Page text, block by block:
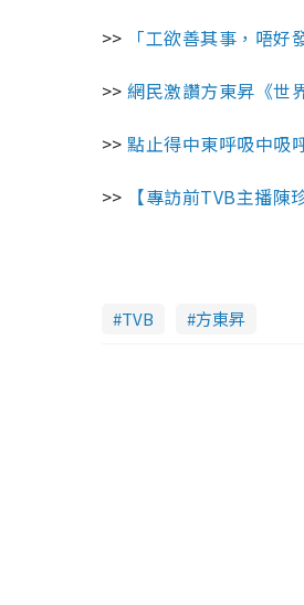
>>
「工欲善其事，唔
>>網民激讚方東昇《世
>>點止得中東呼吸中吸
>>
【專訪前TVB主播
TVB 方東昇